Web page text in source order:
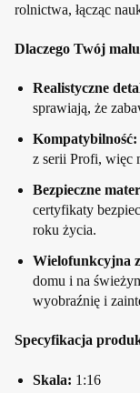
rolnictwa, łącząc
Dlaczego Twój
Realistyczne
sprawiają, że
Kompatybilność:
z serii Profi, więc
Bezpieczne
certyfikaty
roku życia.
Wielofunkcyjna
domu i na
wyobraźnię i
Specyfikacja
Skala: 1:16